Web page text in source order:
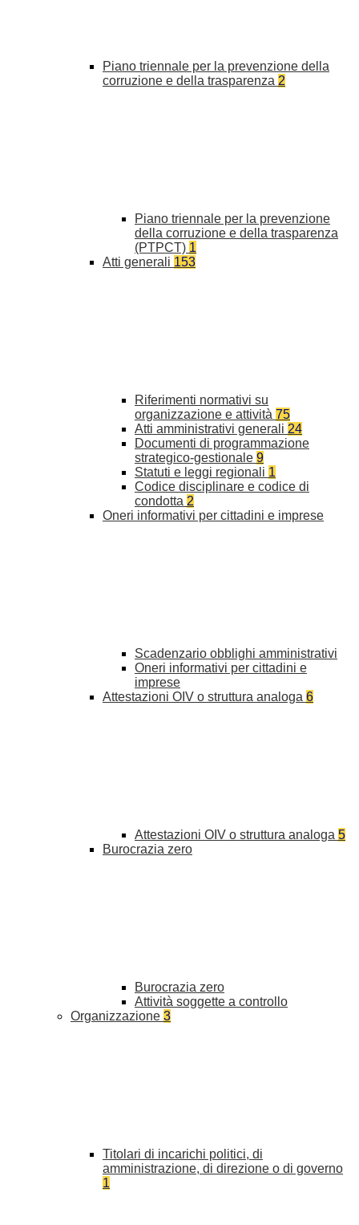
Piano triennale per la prevenzione della
corruzione e della trasparenza 2
Piano triennale per la prevenzione
della corruzione e della trasparenza
(PTPCT) 1
Atti generali 153
Riferimenti normativi su
organizzazione e attività 75
Atti amministrativi generali 24
Documenti di programmazione
strategico-gestionale 9
Statuti e leggi regionali 1
Codice disciplinare e codice di
condotta 2
Oneri informativi per cittadini e imprese
Scadenzario obblighi amministrativi
Oneri informativi per cittadini e
imprese
Attestazioni OIV o struttura analoga 6
Attestazioni OIV o struttura analoga 5
Burocrazia zero
Burocrazia zero
Attività soggette a controllo
Organizzazione 3
Titolari di incarichi politici, di
amministrazione, di direzione o di governo
1